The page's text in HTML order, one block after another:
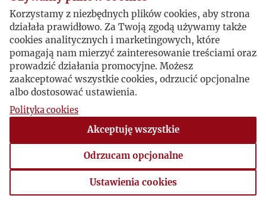
Korzystamy z niezbędnych plików cookies, aby strona
działała prawidłowo. Za Twoją zgodą używamy także
cookies analitycznych i marketingowych, które
pomagają nam mierzyć zainteresowanie treściami oraz
prowadzić działania promocyjne. Możesz
zaakceptować wszystkie cookies, odrzucić opcjonalne
albo dostosować ustawienia.
Polityka cookies
Akceptuję wszystkie
Odrzucam opcjonalne
Ustawienia cookies
Ustawienia cookies